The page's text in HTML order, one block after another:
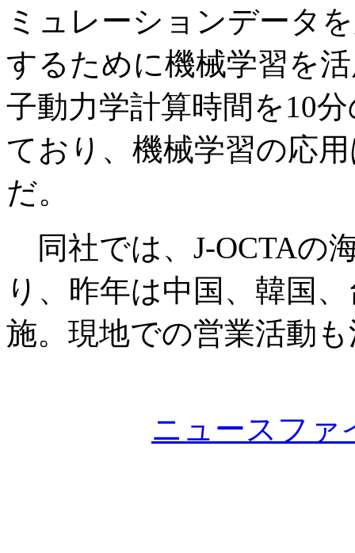
ミュレーションデータ
するために機械学習を
子動力学計算時間を10
ており、機械学習の応
だ。
同社では、J-OCTAの
り、昨年は中国、韓国
施。現地での営業活動
ニュースファ